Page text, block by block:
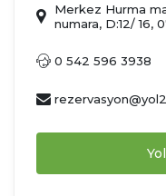
Merkez Hurma
numara, D:12/ 16,
0 542 596 3938